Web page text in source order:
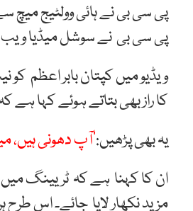
پی سی بی نے ہائی وولٹیج میچ
پی سی بی نے سوشل میڈیا ویب
ویڈیو میں کپتان بابر اعظم
کا راز بھی بتاتے ہوئے کہا
یہ بھی پڑھیں:’آپ دھونی ہیں،
ان کا کہنا ہے کہ ٹریینگ
مزید نکھار لایا جائے۔ اس